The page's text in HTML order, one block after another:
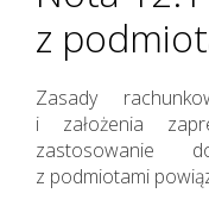
Otoczenie
z
Zasady
i założenia
zastosowanie
z podmiotami